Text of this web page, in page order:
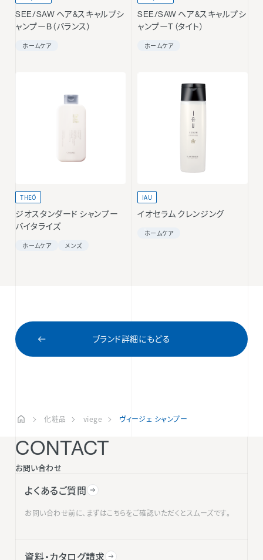
SEE/SAW ヘア&スキャルプシ
ャンプーB（バランス）
ホームケア
SEE/SAW ヘア&スキャルプシ
ャンプーT（タイト）
ホームケア
THEÓ
ジオスタンダード シャンプー
バイタライズ
ホームケア メンズ
IAU
イオセラム クレンジング
ホームケア
ブランド詳細にもどる
化粧品 viege ヴィージェ シャンプー
CONTACT
お問い合わせ
よくあるご質問
お問い合わせ前に、まずはこちらをご確認いただくとスムーズです。
資料・カタログ請求